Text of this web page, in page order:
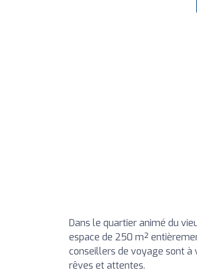
Dans le quartier animé du
espace de 250 m²
conseillers de voyage sont à
rêves et attentes.